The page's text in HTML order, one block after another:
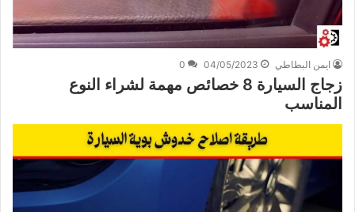
ايمن البطاطي 04/05/2023
0
زجاج السيارة 8 خصائص مهمة لشراء النوع
المناسب